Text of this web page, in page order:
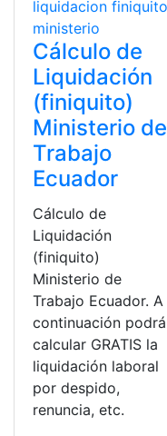
Cálculo de
Liquidación
(finiquito)
Ministerio de
Trabajo
Ecuador
Cálculo de
Liquidación
(finiquito)
Ministerio de
Trabajo Ecuador. A
continuación podrá
calcular GRATIS la
liquidación laboral
por despido,
renuncia, etc.